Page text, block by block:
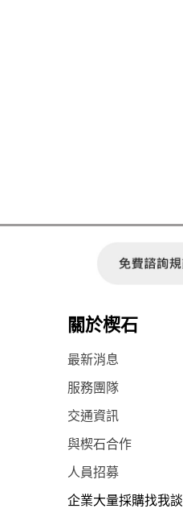
關於楔石
最新消息
服務團隊
交通資訊
與楔石合作
人員招募
企業大量採購找我談